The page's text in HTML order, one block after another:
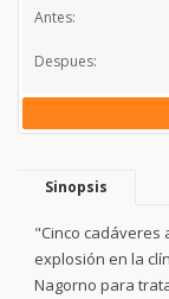
Antes:
Despues:
Sinopsis
"Cinco cadáveres
explosión en la
Nagorno para